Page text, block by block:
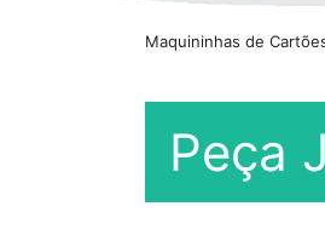
Maquininhas de
Peça